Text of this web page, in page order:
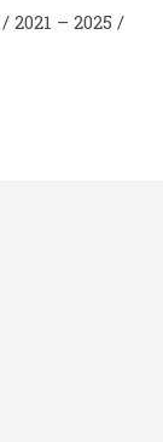
– 2025 /